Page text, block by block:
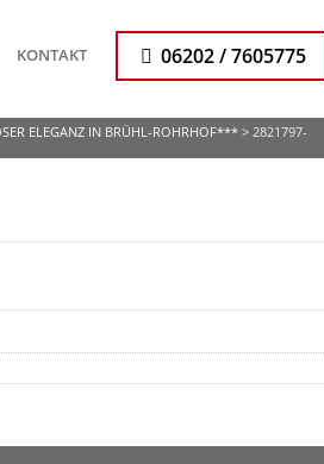
KONTAKT 06202 / 7605775
ELEGANZ IN BRÜHL-ROHRHOF*** > 2821797-